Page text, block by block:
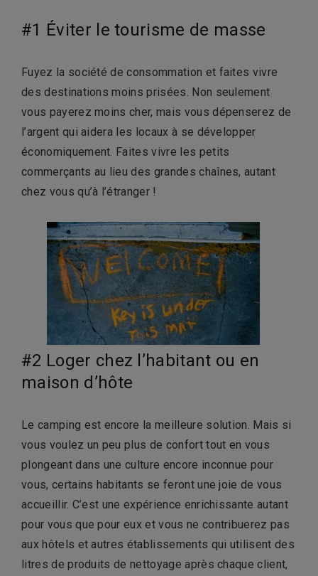
#1 Éviter le tourisme de masse
Fuyez la société de consommation et faites vivre
des destinations moins prisées. Non seulement
vous payerez moins cher, mais vous dépenserez de
l’argent qui aidera les locaux à se développer
économiquement. Faites vivre les petits
commerçants au lieu des grandes chaînes, autant
chez vous qu’à l’étranger !
#2 Loger chez l’habitant ou en
maison d’hôte
Le camping est encore la meilleure solution. Mais si
vous voulez un peu plus de confort tout en vous
plongeant dans une culture encore inconnue pour
vous, certains habitants se feront une joie de vous
accueillir. C’est une expérience enrichissante autant
pour vous que pour eux et vous ne contribuerez pas
aux hôtels et autres établissements qui utilisent des
litres de produits de nettoyage après chaque client,